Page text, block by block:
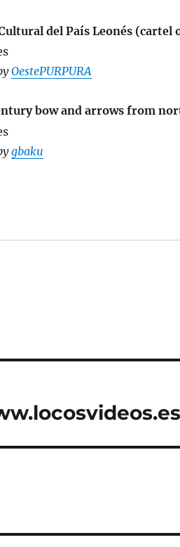
del País Leonés (cartel
OestePURPURA
bow and arrows from
gbaku